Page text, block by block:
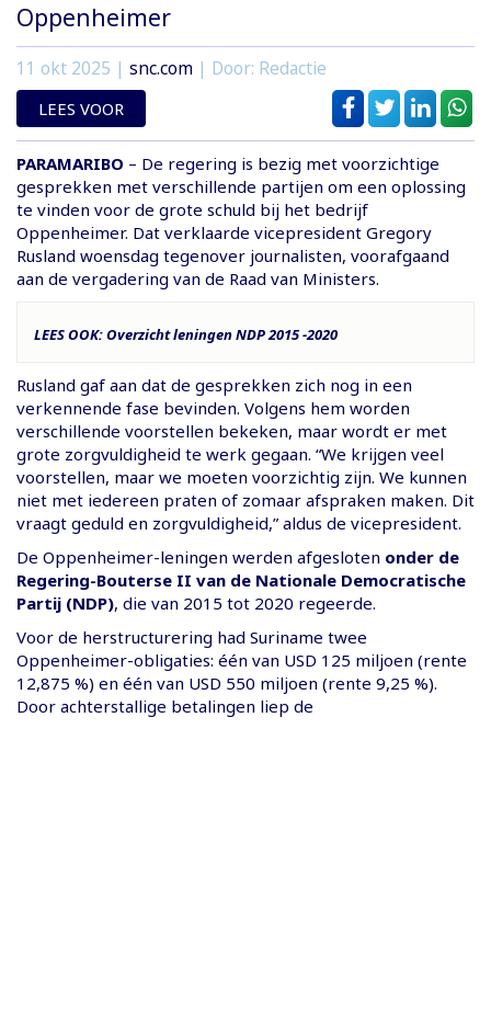
Oppenheimer
11 okt 2025 | snc.com | Door: Redactie
LEES VOOR
PARAMARIBO – De regering is bezig met voorzichtige
gesprekken met verschillende partijen om een oplossing
te vinden voor de grote schuld bij het bedrijf
Oppenheimer. Dat verklaarde vicepresident Gregory
Rusland woensdag tegenover journalisten, voorafgaand
aan de vergadering van de Raad van Ministers.
LEES OOK: Overzicht leningen NDP 2015 -2020
Rusland gaf aan dat de gesprekken zich nog in een
verkennende fase bevinden. Volgens hem worden
verschillende voorstellen bekeken, maar wordt er met
grote zorgvuldigheid te werk gegaan. “We krijgen veel
voorstellen, maar we moeten voorzichtig zijn. We kunnen
niet met iedereen praten of zomaar afspraken maken. Dit
vraagt geduld en zorgvuldigheid,” aldus de vicepresident.
De Oppenheimer-leningen werden afgesloten onder de
Regering-Bouterse II van de Nationale Democratische
Partij (NDP), die van 2015 tot 2020 regeerde.
Voor de herstructurering had Suriname twee
Oppenheimer-obligaties: één van USD 125 miljoen (rente
12,875 %) en één van USD 550 miljoen (rente 9,25 %).
Door achterstallige betalingen liep de